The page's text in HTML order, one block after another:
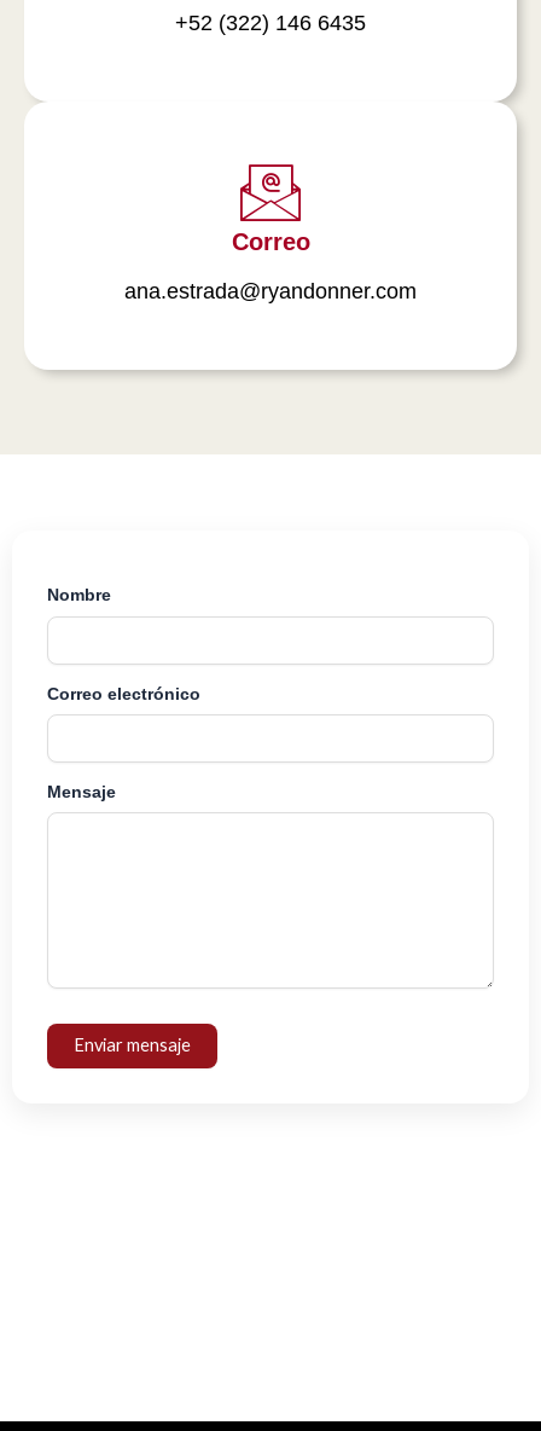
+52 (322) 146 6435
Correo
ana.estrada@ryandonner.com
Nombre
Correo electrónico
Mensaje
Enviar mensaje